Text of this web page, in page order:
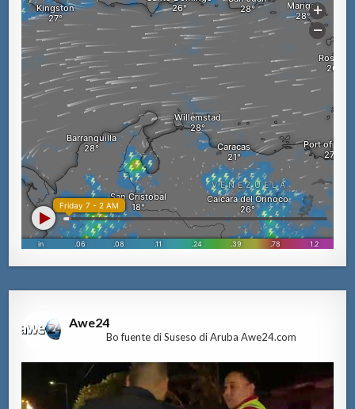
Awe24
Bo fuente di Suseso di Aruba Awe24.com